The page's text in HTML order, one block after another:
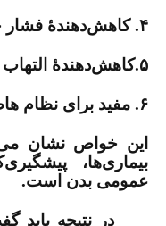
۴. کاهش‌دهندۀ فشار خون و کلسترول؛
۵.کاهش‌دهندۀ التهاب مفاصل؛
۶. مفید برای نظام هاضمه.
این خواص نشان
بیماری‌ها،
عمومی بدن است.
در نتیجه باید